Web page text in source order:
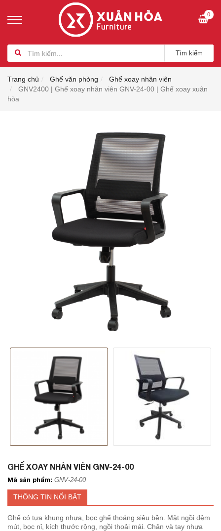
0
Tìm kiếm
Trang chủ Ghế văn phòng
Ghế xoay nhân viên
GNV2400 | Ghế xoay nhân viên GNV-24-00 | Ghế xoay xuân
hòa
GHẾ XOAY NHÂN VIÊN GNV-24-00
Mã sản phẩm: GNV-24-00
THÔNG TIN NỔI BẬT
Ghế có tựa khung nhựa, bọc ghế thoáng siêu bền. Mặt ngồi đệm
mút, bọc nỉ, kích thước rộng, ngồi thoải mái. Chân và tay nhựa